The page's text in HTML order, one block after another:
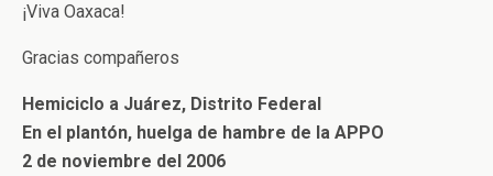
¡Viva Oaxaca!
Gracias compañeros
Hemiciclo a Juárez, Distrito Federal
En el plantón, huelga de hambre de la APPO
2 de noviembre del 2006